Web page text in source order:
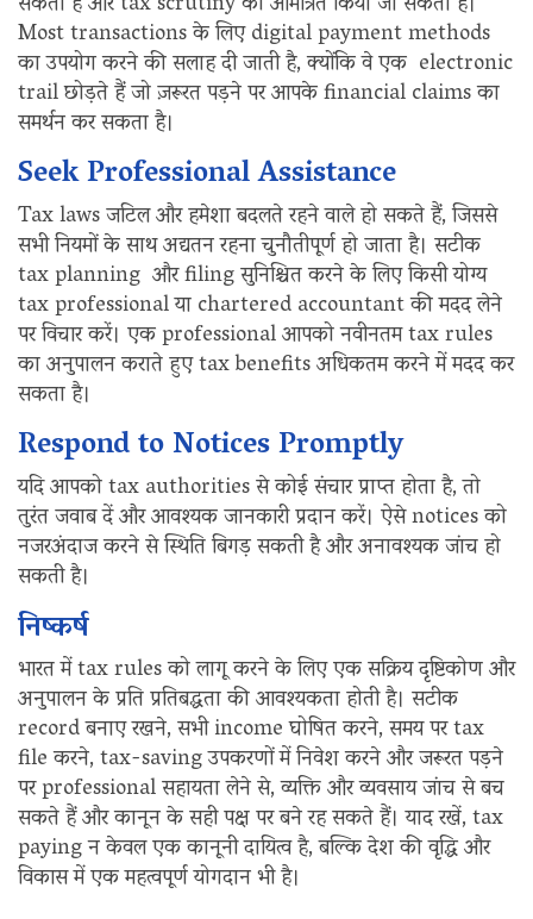
Most transactions के लिए digital payment methods
का उपयोग करने की सलाह दी जाती है, क्योंकि वे एक electronic
trail छोड़ते हैं जो ज़रूरत पड़ने पर आपके financial claims का
समर्थन कर सकता है।
Seek Professional Assistance
Tax laws जटिल और हमेशा बदलते रहने वाले हो सकते हैं, जिससे
सभी नियमों के साथ अद्यतन रहना चुनौतीपूर्ण हो जाता है। सटीक
tax planning और filing सुनिश्चित करने के लिए किसी योग्य
tax professional या chartered accountant की मदद लेने
पर विचार करें। एक professional आपको नवीनतम tax rules
का अनुपालन कराते हुए tax benefits अधिकतम करने में मदद कर
सकता है।
Respond to Notices Promptly
यदि आपको tax authorities से कोई संचार प्राप्त होता है, तो
तुरंत जवाब दें और आवश्यक जानकारी प्रदान करें। ऐसे notices को
नजरअंदाज करने से स्थिति बिगड़ सकती है और अनावश्यक जांच हो
सकती है।
निष्कर्ष
भारत में tax rules को लागू करने के लिए एक सक्रिय दृष्टिकोण और
अनुपालन के प्रति प्रतिबद्धता की आवश्यकता होती है। सटीक
record बनाए रखने, सभी income घोषित करने, समय पर tax
file करने, tax-saving उपकरणों में निवेश करने और जरूरत पड़ने
पर professional सहायता लेने से, व्यक्ति और व्यवसाय जांच से बच
सकते हैं और कानून के सही पक्ष पर बने रह सकते हैं। याद रखें, tax
paying न केवल एक कानूनी दायित्व है, बल्कि देश की वृद्धि और
विकास में एक महत्वपूर्ण योगदान भी है।